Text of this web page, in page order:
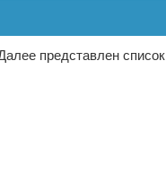
представлен